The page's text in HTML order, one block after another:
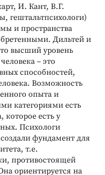
И. Кант, В.Г.
гештальтпсихологи)
и пространства
Дильтей и
высший уровень
– это
способностей,
Возможность
опыта и
категориями есть
которое есть у
Психологи
фундамент для
т.е.
противостоящей
ориентируется на